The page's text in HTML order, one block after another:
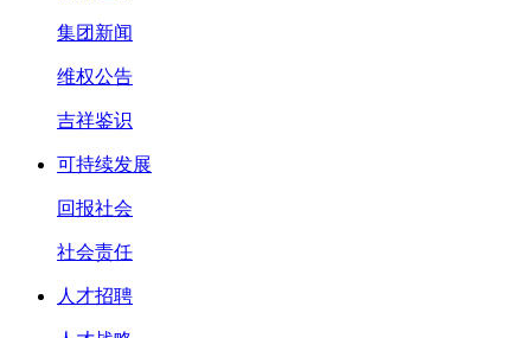
集团新闻
维权公告
吉祥鉴识
可持续发展
回报社会
社会责任
人才招聘